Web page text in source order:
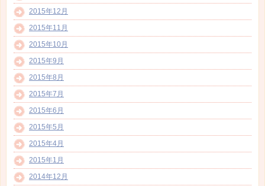
2015年12月
2015年11月
2015年10月
2015年9月
2015年8月
2015年7月
2015年6月
2015年5月
2015年4月
2015年1月
2014年12月